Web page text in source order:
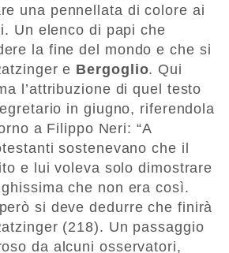
una pennellata di colore ai
Un elenco di papi che
la fine del mondo e che si
e Bergoglio. Qui
l’attribuzione di quel testo
in giugno, riferendola
a Filippo Neri: “A
sostenevano che il
e lui voleva solo dimostrare
che non era così.
si deve dedurre che finirà
(218). Un passaggio
da alcuni osservatori,